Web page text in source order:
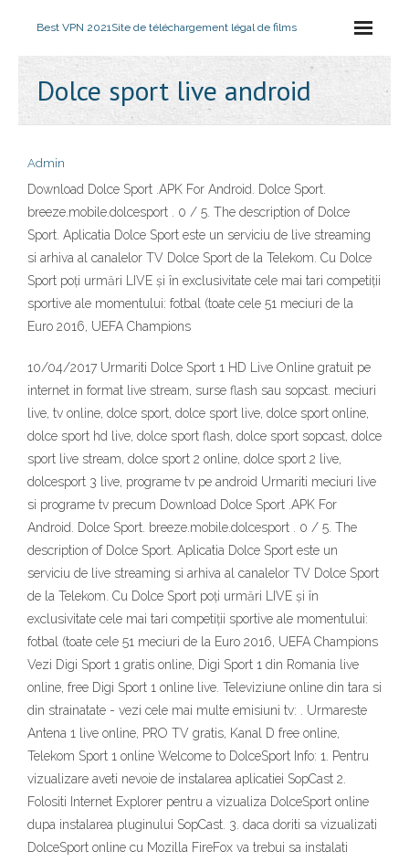
Best VPN 2021Site de téléchargement légal de films
Dolce sport live android
Admin
Download Dolce Sport .APK For Android. Dolce Sport.
breeze.mobile.dolcesport . 0 / 5. The description of Dolce
Sport. Aplicatia Dolce Sport este un serviciu de live streaming
si arhiva al canalelor TV Dolce Sport de la Telekom. Cu Dolce
Sport poți urmări LIVE și în exclusivitate cele mai tari competiții
sportive ale momentului: fotbal (toate cele 51 meciuri de la
Euro 2016, UEFA Champions
10/04/2017 Urmariti Dolce Sport 1 HD Live Online gratuit pe
internet in format live stream, surse flash sau sopcast. meciuri
live, tv online, dolce sport, dolce sport live, dolce sport online,
dolce sport hd live, dolce sport flash, dolce sport sopcast, dolce
sport live stream, dolce sport 2 online, dolce sport 2 live,
dolcesport 3 live, programe tv pe android Urmariti meciuri live
si programe tv precum Download Dolce Sport .APK For
Android. Dolce Sport. breeze.mobile.dolcesport . 0 / 5. The
description of Dolce Sport. Aplicatia Dolce Sport este un
serviciu de live streaming si arhiva al canalelor TV Dolce Sport
de la Telekom. Cu Dolce Sport poți urmări LIVE și în
exclusivitate cele mai tari competiții sportive ale momentului:
fotbal (toate cele 51 meciuri de la Euro 2016, UEFA Champions
Vezi Digi Sport 1 gratis online, Digi Sport 1 din Romania live
online, free Digi Sport 1 online live. Televiziune online din tara si
din strainatate - vezi cele mai multe emisiuni tv: . Urmareste
Antena 1 live online, PRO TV gratis, Kanal D free online,
Telekom Sport 1 online Welcome to DolceSport Info: 1. Pentru
vizualizare aveti nevoie de instalarea aplicatiei SopCast 2.
Folositi Internet Explorer pentru a vizualiza DolceSport online
dupa instalarea pluginului SopCast. 3. daca doriti sa vizualizati
DolceSport online cu Mozilla FireFox va trebui sa instalati